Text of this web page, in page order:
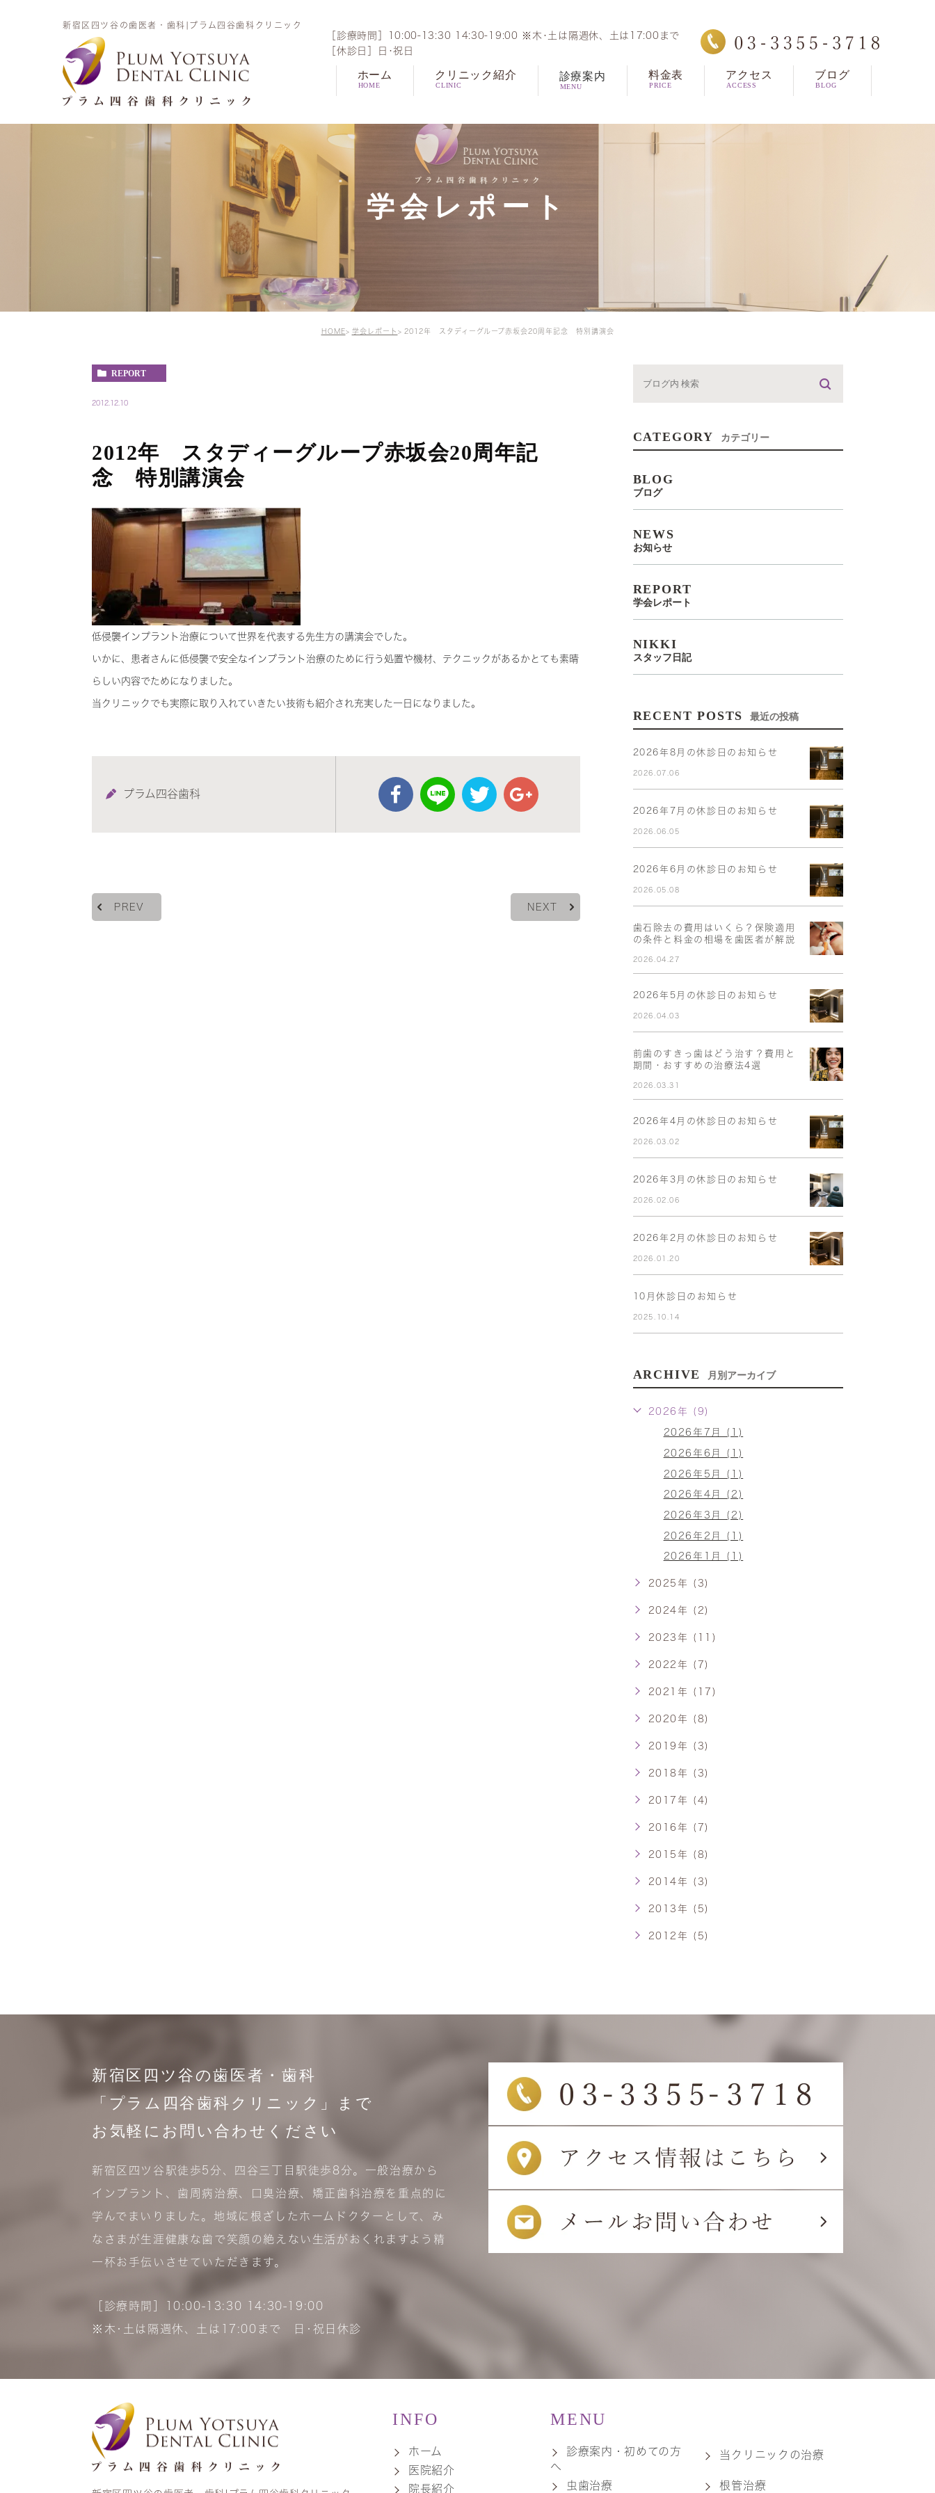
新宿区四ツ谷の歯医者・歯科|プラム四谷歯科クリニック
［診療時間］10:00-13:30 14:30-19:00 ※木･土は隔週休、土は17:00まで
［休診日］日･祝日
ホーム
HOME
クリニック紹介
CLINIC
診療案内
MENU
歯周病治療
予防治療・歯科ドック
インプラント治療
噛み合わせ治療
ダイレクトボンディング
ラミネートベニア
料金表
PRICE
アクセス
ACCESS
ブログ
BLOG
学会レポート
HOME 学会レポート 2012年 スタディーグループ赤坂会20周年記念 特別講演会
REPORT
2012.12.10
2012年 スタディーグループ赤坂会20周年記
念 特別講演会
低侵襲インプラント治療について世界を代表する先生方の講演会でした。
いかに、患者さんに低侵襲で安全なインプラント治療のために行う処置や機材、テクニックがあるかとても素晴
らしい内容でためになりました。
当クリニックでも実際に取り入れていきたい技術も紹介され充実した一日になりました。
プラム四谷歯科
PREV NEXT
CATEGORY カテゴリー
BLOG
ブログ
NEWS
お知らせ
REPORT
学会レポート
NIKKI
スタッフ日記
RECENT POSTS 最近の投稿
2026年8月の休診日のお知らせ
2026.07.06
2026年7月の休診日のお知らせ
2026.06.05
2026年6月の休診日のお知らせ
2026.05.08
歯石除去の費用はいくら？保険適用
の条件と料金の相場を歯医者が解説
2026.04.27
2026年5月の休診日のお知らせ
2026.04.03
前歯のすきっ歯はどう治す？費用と
期間・おすすめの治療法4選
2026.03.31
2026年4月の休診日のお知らせ
2026.03.02
2026年3月の休診日のお知らせ
2026.02.06
2026年2月の休診日のお知らせ
2026.01.20
10月休診日のお知らせ
2025.10.14
ARCHIVE 月別アーカイブ
2026年 (9)
2026年7月 (1)
2026年6月 (1)
2026年5月 (1)
2026年4月 (2)
2026年3月 (2)
2026年2月 (1)
2026年1月 (1)
2025年 (3)
2024年 (2)
2023年 (11)
2022年 (7)
2021年 (17)
2020年 (8)
2019年 (3)
2018年 (3)
2017年 (4)
2016年 (7)
2015年 (8)
2014年 (3)
2013年 (5)
2012年 (5)
新宿区四ツ谷の歯医者・歯科
「プラム四谷歯科クリニック」まで
お気軽にお問い合わせください
新宿区四ツ谷駅徒歩5分、四谷三丁目駅徒歩8分。一般治療から
インプラント、歯周病治療、口臭治療、矯正歯科治療を重点的に
学んでまいりました。地域に根ざしたホームドクターとして、み
なさまが生涯健康な歯で笑顔の絶えない生活がおくれますよう精
一杯お手伝いさせていただきます。
［診療時間］10:00-13:30 14:30-19:00
※木･土は隔週休、土は17:00まで 日･祝日休診
INFO
ホーム
医院紹介
院長紹介
MENU
診療案内・初めての方
へ
当クリニックの治療
虫歯治療 根管治療